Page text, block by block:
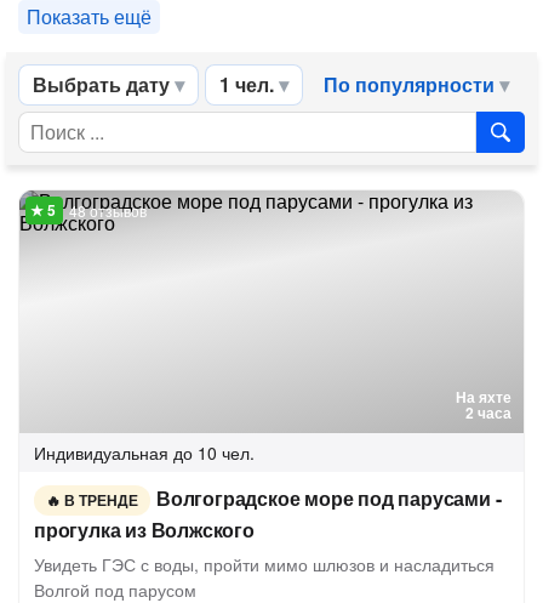
Показать ещё
Выбрать дату 1 чел. По популярности
На яхте
2 часа
48 отзывов
Индивидуальная до 10 чел.
В ТРЕНДЕ
Волгоградское море под парусами -
прогулка из Волжского
Увидеть ГЭС с воды, пройти мимо шлюзов и насладиться
Волгой под парусом